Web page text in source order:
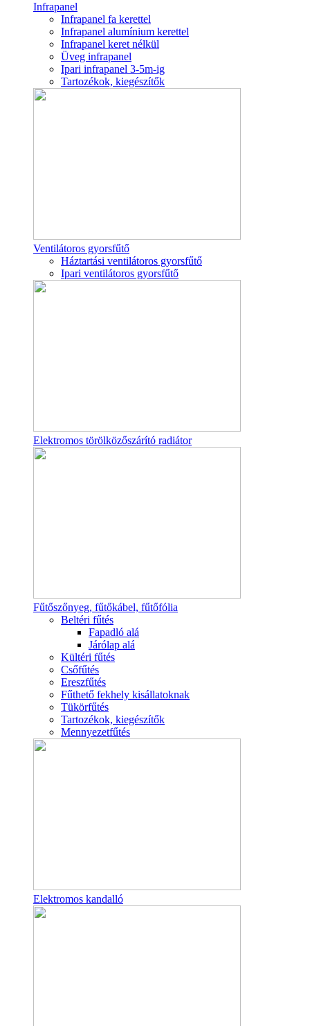
Infrapanel
Infrapanel fa kerettel
Infrapanel alumínium kerettel
Infrapanel keret nélkül
Üveg infrapanel
Ipari infrapanel 3-5m-ig
Tartozékok, kiegészítők
Ventilátoros gyorsfűtő
Háztartási ventilátoros gyorsfűtő
Ipari ventilátoros gyorsfűtő
Elektromos törölközőszárító radiátor
Fűtőszőnyeg, fűtőkábel, fűtőfólia
Beltéri fűtés
Fapadló alá
Járólap alá
Kültéri fűtés
Csőfűtés
Ereszfűtés
Fűthető fekhely kisállatoknak
Tükörfűtés
Tartozékok, kiegészítők
Mennyezetfűtés
Elektromos kandalló